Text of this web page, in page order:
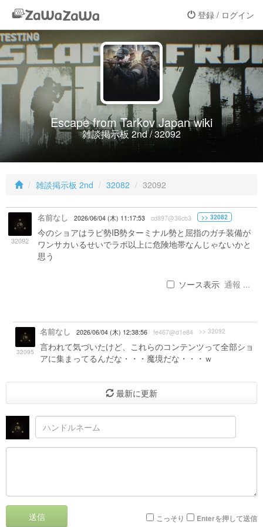
登録 / ログイン
Escape from Tarkov Japan wiki
雑談掲示板 2nd / 32092
雑談掲示板 2nd 32082 32092
32092
名前なし 2026/06/04 (木) 11:17:53 cd897@36cb3 >> 32082
今のショアはラビ勢IB勢ターミナル勢と屈指のガチ装備が
ワンサカいるせいでラボ以上に危険地帯なんじゃないかと
思う
ソース表示 通報 ...
32095
名前なし 2026/06/04 (木) 12:38:56 fe467@d1e84 >> 32092
言われて気づいたけど、これらのコンテンツって全部ショ
アに集まってるんだな・・・魔境だな・・・ｗ
最新に更新
送信 こっそり Enterを押して送信